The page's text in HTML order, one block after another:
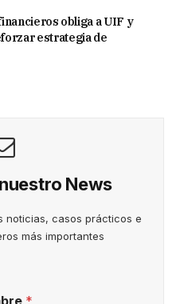
obliga a UIF y
estrategia de
News
noticias, casos prácticos e
más importantes